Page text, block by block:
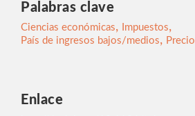
Palabras clave
Ciencias económicas, Impuestos,
País de ingresos bajos/medios, Precio
Enlace